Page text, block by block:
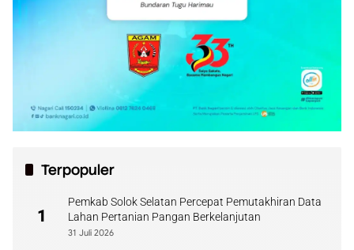
Terpopuler
1
Pemkab Solok Selatan Percepat Pemutakhiran Data
Lahan Pertanian Pangan Berkelanjutan
31 Juli 2026